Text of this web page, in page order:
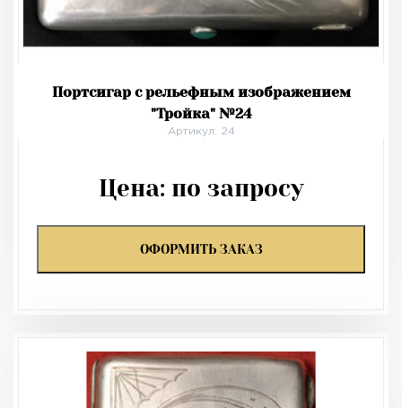
Портсигар с рельефным изображением
"Тройка" №24
Артикул: 24
Цена: по запросу
ОФОРМИТЬ ЗАКАЗ